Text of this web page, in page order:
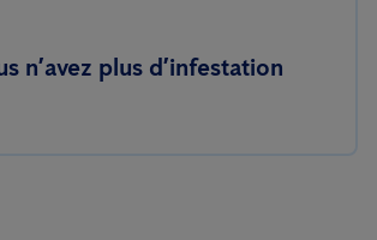
n’avez plus d’infestation